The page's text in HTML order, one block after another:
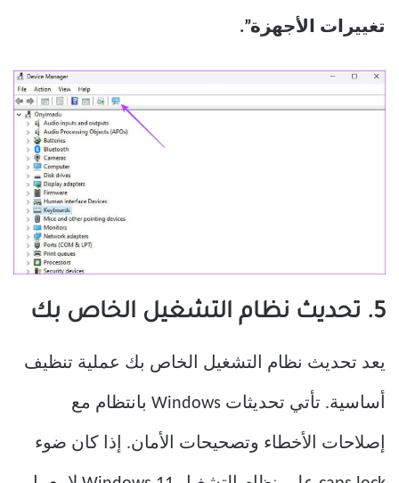
تغييرات الأجهزة”.
5. تحديث نظام التشغيل الخاص بك
يعد تحديث نظام التشغيل الخاص بك عملية تنظيف
أساسية. تأتي تحديثات Windows بانتظام مع
إصلاحات الأخطاء وتصحيحات الأمان. إذا كان ضوء